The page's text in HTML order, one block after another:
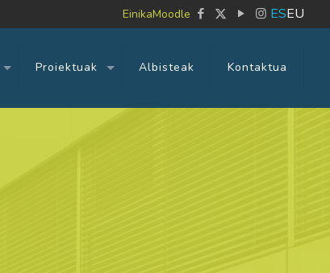
EinikaMoodle ESEU
Proiektuak Albisteak Kontaktua